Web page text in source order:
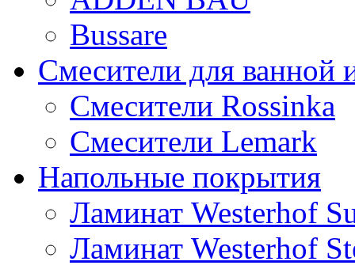
Bussare
Смесители для ванной
Смесители Rossinka
Смесители Lemark
Напольные покрытия
Ламинат Westerhof
Ламинат Westerhof